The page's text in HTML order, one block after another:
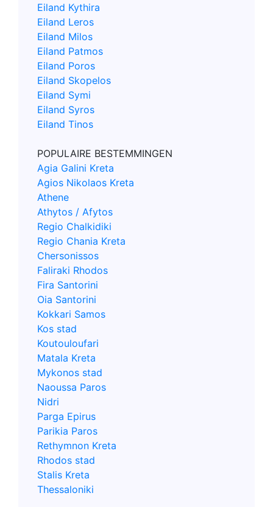
Eiland Kythira
Eiland Leros
Eiland Milos
Eiland Patmos
Eiland Poros
Eiland Skopelos
Eiland Symi
Eiland Syros
Eiland Tinos
POPULAIRE BESTEMMINGEN
Agia Galini Kreta
Agios Nikolaos Kreta
Athene
Athytos / Afytos
Regio Chalkidiki
Regio Chania Kreta
Chersonissos
Faliraki Rhodos
Fira Santorini
Oia Santorini
Kokkari Samos
Kos stad
Koutouloufari
Matala Kreta
Mykonos stad
Naoussa Paros
Nidri
Parga Epirus
Parikia Paros
Rethymnon Kreta
Rhodos stad
Stalis Kreta
Thessaloniki